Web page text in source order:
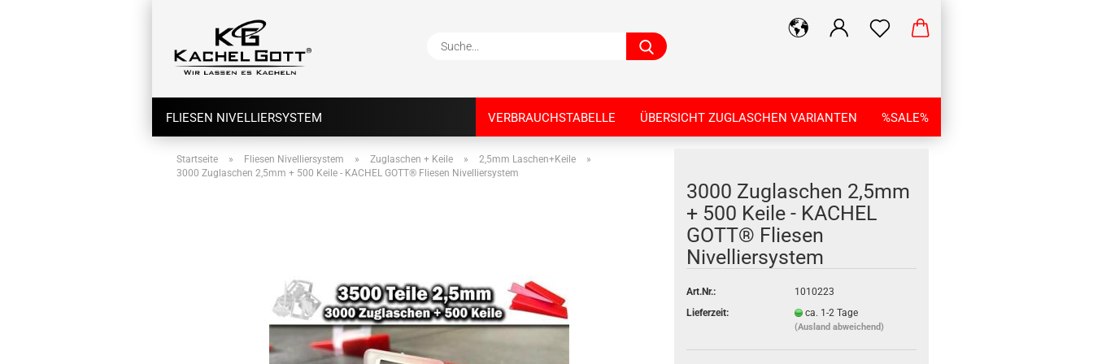
Suche...
FLIESEN NIVELLIERSYSTEM VERBRAUCHSTABELLE ÜBERSICHT ZUGLASCHEN VARIANTEN %SALE%
Startseite » Fliesen Nivelliersystem » Zuglaschen + Keile » 2,5mm Laschen+Keile
»
3000 Zuglaschen 2,5mm + 500 Keile - KACHEL GOTT® Fliesen Nivelliersystem
3000 Zuglaschen 2,5mm
+ 500 Keile - KACHEL
GOTT® Fliesen
Nivelliersystem
Art.Nr.:
1010223
Lieferzeit:
ca. 1-2 Tage
(Ausland abweichend)